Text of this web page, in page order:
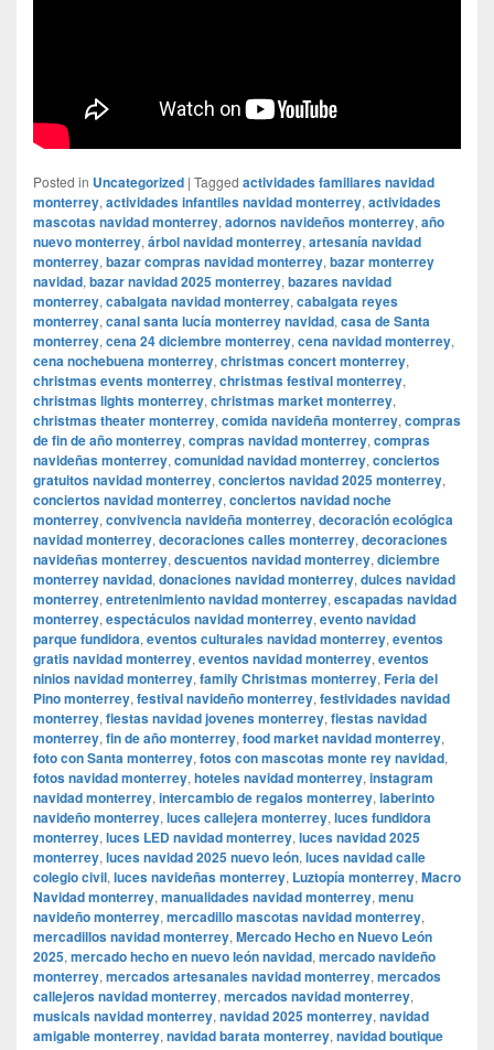
Posted in Uncategorized | Tagged actividades familiares navidad
monterrey, actividades infantiles navidad monterrey, actividades
mascotas navidad monterrey, adornos navideños monterrey, año
nuevo monterrey, árbol navidad monterrey, artesanía navidad
monterrey, bazar compras navidad monterrey, bazar monterrey
navidad, bazar navidad 2025 monterrey, bazares navidad
monterrey, cabalgata navidad monterrey, cabalgata reyes
monterrey, canal santa lucía monterrey navidad, casa de Santa
monterrey, cena 24 diciembre monterrey, cena navidad monterrey,
cena nochebuena monterrey, christmas concert monterrey,
christmas events monterrey, christmas festival monterrey,
christmas lights monterrey, christmas market monterrey,
christmas theater monterrey, comida navideña monterrey, compras
de fin de año monterrey, compras navidad monterrey, compras
navideñas monterrey, comunidad navidad monterrey, conciertos
gratuitos navidad monterrey, conciertos navidad 2025 monterrey,
conciertos navidad monterrey, conciertos navidad noche
monterrey, convivencia navideña monterrey, decoración ecológica
navidad monterrey, decoraciones calles monterrey, decoraciones
navideñas monterrey, descuentos navidad monterrey, diciembre
monterrey navidad, donaciones navidad monterrey, dulces navidad
monterrey, entretenimiento navidad monterrey, escapadas navidad
monterrey, espectáculos navidad monterrey, evento navidad
parque fundidora, eventos culturales navidad monterrey, eventos
gratis navidad monterrey, eventos navidad monterrey, eventos
ninios navidad monterrey, family Christmas monterrey, Feria del
Pino monterrey, festival navideño monterrey, festividades navidad
monterrey, fiestas navidad jovenes monterrey, fiestas navidad
monterrey, fin de año monterrey, food market navidad monterrey,
foto con Santa monterrey, fotos con mascotas monte rey navidad,
fotos navidad monterrey, hoteles navidad monterrey, instagram
navidad monterrey, intercambio de regalos monterrey, laberinto
navideño monterrey, luces callejera monterrey, luces fundidora
monterrey, luces LED navidad monterrey, luces navidad 2025
monterrey, luces navidad 2025 nuevo león, luces navidad calle
colegio civil, luces navideñas monterrey, Luztopía monterrey, Macro
Navidad monterrey, manualidades navidad monterrey, menu
navideño monterrey, mercadillo mascotas navidad monterrey,
mercadillos navidad monterrey, Mercado Hecho en Nuevo León
2025, mercado hecho en nuevo león navidad, mercado navideño
monterrey, mercados artesanales navidad monterrey, mercados
callejeros navidad monterrey, mercados navidad monterrey,
musicals navidad monterrey, navidad 2025 monterrey, navidad
amigable monterrey, navidad barata monterrey, navidad boutique